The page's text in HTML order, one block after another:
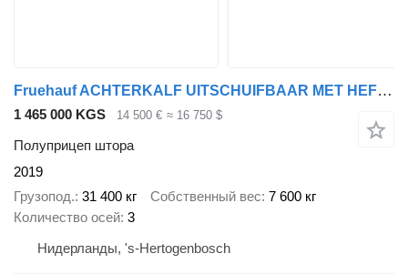
Fruehauf ACHTERKALF UITSCHUIFBAAR MET HEFDAK
1 465 000 KGS 14 500 € ≈ 16 750 $
Полуприцеп штора
2019
Грузопод. 31 400 кг Собственный вес 7 600 кг
Количество осей 3
Нидерланды, 's-Hertogenbosch